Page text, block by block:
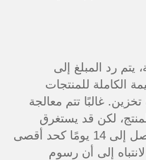
يتم رد المبلغ إلى
الكاملة للمنتجات
غالبًا تتم معالجة
لكن قد يستغرق
وصول المبلغ إلى الحساب مدة تصل إلى 14 يومًا كحد أقصى
إلى أن رسوم